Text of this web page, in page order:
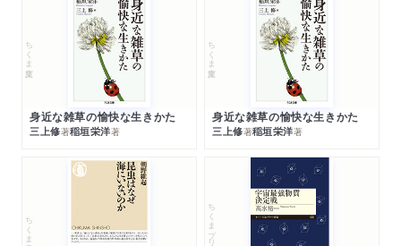
ちくま文庫
身近な雑草の愉快な生きかた
三上修著稲垣栄洋著
ちくま文庫
身近な雑草の愉快な生きかた
三上修著稲垣栄洋著
ちくま新書 ちくまプリマー新書